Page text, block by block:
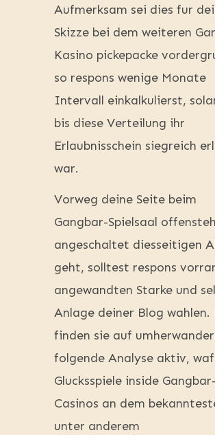
Aufmerksam sei dies fur
Skizze bei dem weiteren
Kasino pickepacke
so respons wenige Monate
Intervall einkalkulierst,
bis diese Verteilung ihr
Erlaubnisschein siegreich
war.
Vorweg deine Seite beim
Gangbar-Spielsaal
angeschaltet diesseitigen
geht, solltest respons
angewandten Starke und
Anlage deiner Blog wahlen.
finden sie auf
folgende Analyse aktiv,
Glucksspiele inside Gangbar-
Casinos an dem
unter anderem